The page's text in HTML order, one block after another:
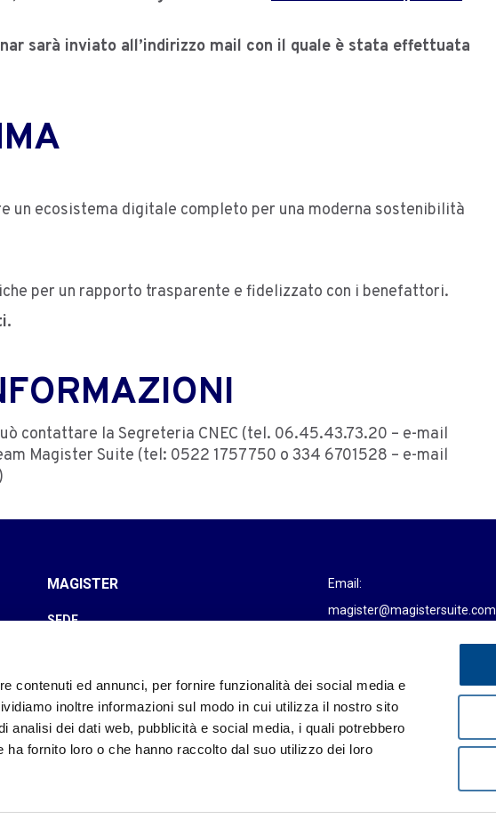
contenuti ed annunci, per fornire funzionalità dei social media e
inoltre informazioni sul modo in cui utilizza il nostro sito
analisi dei dati web, pubblicità e social media, i quali potrebbero
fornito loro o che hanno raccolto dal suo utilizzo dei loro
sarà inviato all’indirizzo mail con il quale è stata effettuata
un ecosistema digitale completo per una moderna sostenibilità
per un rapporto trasparente e fidelizzato con i benefattori.
contattare la Segreteria CNEC (tel. 06.45.43.73.20 – e-mail
Magister Suite (tel: 0522 1757750 o 334 6701528 – e-mail
MAGISTER
SEDE
FILIALE
via Savoia, 78 - 00198 Roma (RM)
Tel. +39 06 91511305
Email:
magister@magistersuite.com